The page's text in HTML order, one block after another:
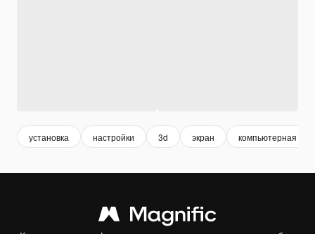
установка настройки 3d экран компьютерная